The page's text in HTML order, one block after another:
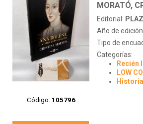
Código: 105796
MORATÓ,
Editorial:
Año de
Tipo de
Categorías:
Recién
LOW